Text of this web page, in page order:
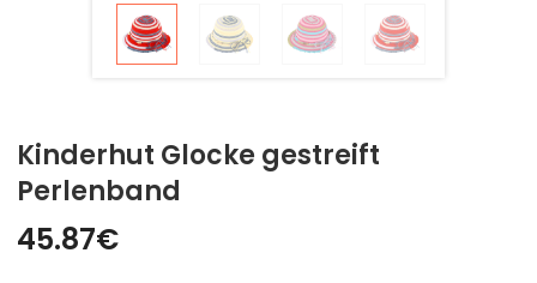
Kinderhut Glocke gestreift
Perlenband
45.87€